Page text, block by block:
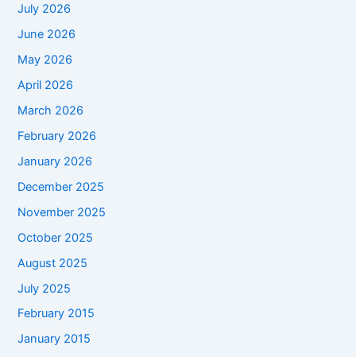
July 2026
June 2026
May 2026
April 2026
March 2026
February 2026
January 2026
December 2025
November 2025
October 2025
August 2025
July 2025
February 2015
January 2015